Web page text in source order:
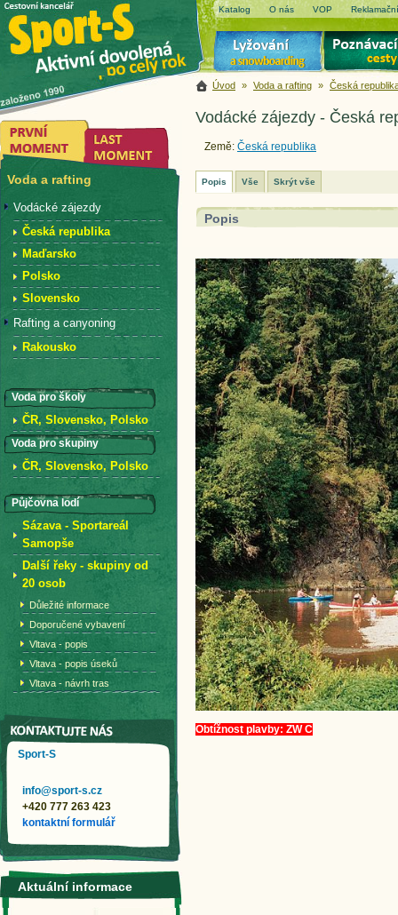
Katalog O nás VOP
Úvod » Voda a rafting » Česká
Vodácké zájezdy - Česká
Země: Česká republika
Popis Vše Skrýt vše
Popis
Obtížnost plavby: ZW C
Voda a rafting
Vodácké zájezdy
Česká republika
Maďarsko
Polsko
Slovensko
Rafting a canyoning
Rakousko
Voda pro školy
ČR, Slovensko, Polsko
Voda pro skupiny
ČR, Slovensko, Polsko
Půjčovna lodí
Sázava - Sportareál
Samopše
Další řeky - skupiny od
20 osob
Důležité informace
Doporučené vybavení
Vltava - popis
Vltava - popis úseků
Vltava - návrh tras
Sport-S
info@sport-s.cz
+420 777 263 423
kontaktní formulář
Aktuální informace